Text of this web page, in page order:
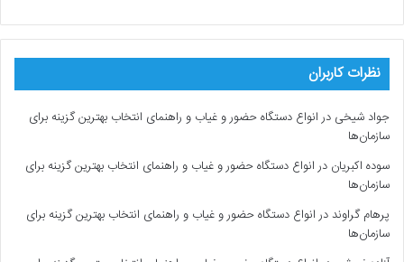
نظرات کاربران
جواد شیخی درانواع دستگاه حضور و غیاب و راهنمای انتخاب بهترین گزینه برای
سازمان‌ها
سوده اکبریان درانواع دستگاه حضور و غیاب و راهنمای انتخاب بهترین گزینه برای
سازمان‌ها
پرهام گراونددرانواع دستگاه حضور و غیاب و راهنمای انتخاب بهترین گزینه برای
سازمان‌ها